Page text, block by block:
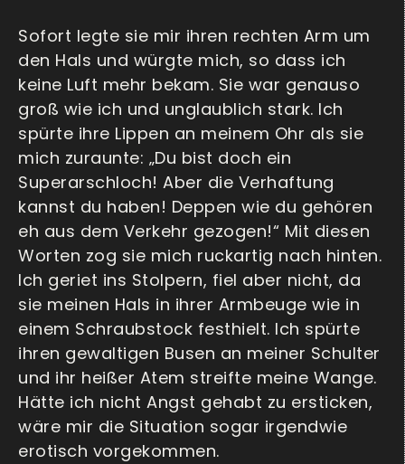
Sofort legte sie mir ihren rechten Arm um
den Hals und würgte mich, so dass ich
keine Luft mehr bekam. Sie war genauso
groß wie ich und unglaublich stark. Ich
spürte ihre Lippen an meinem Ohr als sie
mich zuraunte: „Du bist doch ein
Superarschloch! Aber die Verhaftung
kannst du haben! Deppen wie du gehören
eh aus dem Verkehr gezogen!“ Mit diesen
Worten zog sie mich ruckartig nach hinten.
Ich geriet ins Stolpern, fiel aber nicht, da
sie meinen Hals in ihrer Armbeuge wie in
einem Schraubstock festhielt. Ich spürte
ihren gewaltigen Busen an meiner Schulter
und ihr heißer Atem streifte meine Wange.
Hätte ich nicht Angst gehabt zu ersticken,
wäre mir die Situation sogar irgendwie
erotisch vorgekommen.